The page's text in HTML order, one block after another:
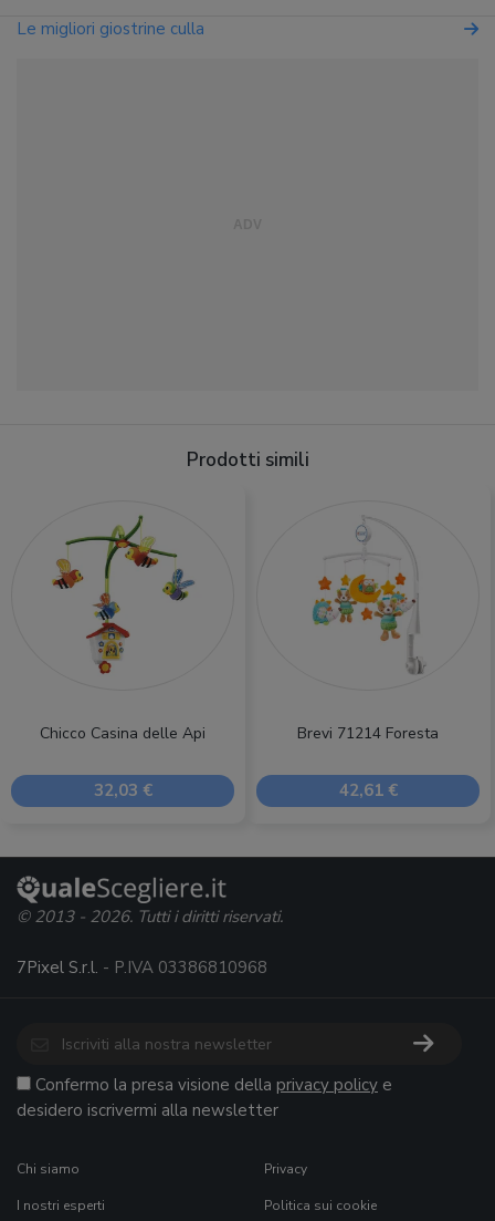
Le migliori giostrine culla
Prodotti simili
Chicco Casina delle Api
32,03 €
Brevi 71214 Foresta
42,61 €
© 2013 - 2026. Tutti i diritti riservati.
7Pixel S.r.l. - P.IVA 03386810968
Confermo la presa visione della privacy policy e
desidero iscrivermi alla newsletter
Chi siamo
I nostri esperti
Privacy
Politica sui cookie